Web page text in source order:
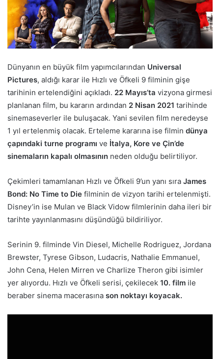
Dünyanın en büyük film yapımcılarından Universal
Pictures, aldığı karar ile Hızlı ve Öfkeli 9 filminin gişe
tarihinin ertelendiğini açıkladı. 22 Mayıs’ta vizyona girmesi
planlanan film, bu kararın ardından 2 Nisan 2021 tarihinde
sinemaseverler ile buluşacak. Yani sevilen film neredeyse
1 yıl ertelenmiş olacak. Erteleme kararına ise filmin dünya
çapındaki turne programı ve İtalya, Kore ve Çin’de
sinemaların kapalı olmasının neden olduğu belirtiliyor.
Çekimleri tamamlanan Hızlı ve Öfkeli 9’un yanı sıra James
Bond: No Time to Die filminin de vizyon tarihi ertelenmişti.
Disney’in ise Mulan ve Black Vidow filmlerinin daha ileri bir
tarihte yayınlanmasını düşündüğü bildiriliyor.
Serinin 9. filminde Vin Diesel, Michelle Rodriguez, Jordana
Brewster, Tyrese Gibson, Ludacris, Nathalie Emmanuel,
John Cena, Helen Mirren ve Charlize Theron gibi isimler
yer alıyordu. Hızlı ve Öfkeli serisi, çekilecek 10. film ile
beraber sinema macerasına son noktayı koyacak.